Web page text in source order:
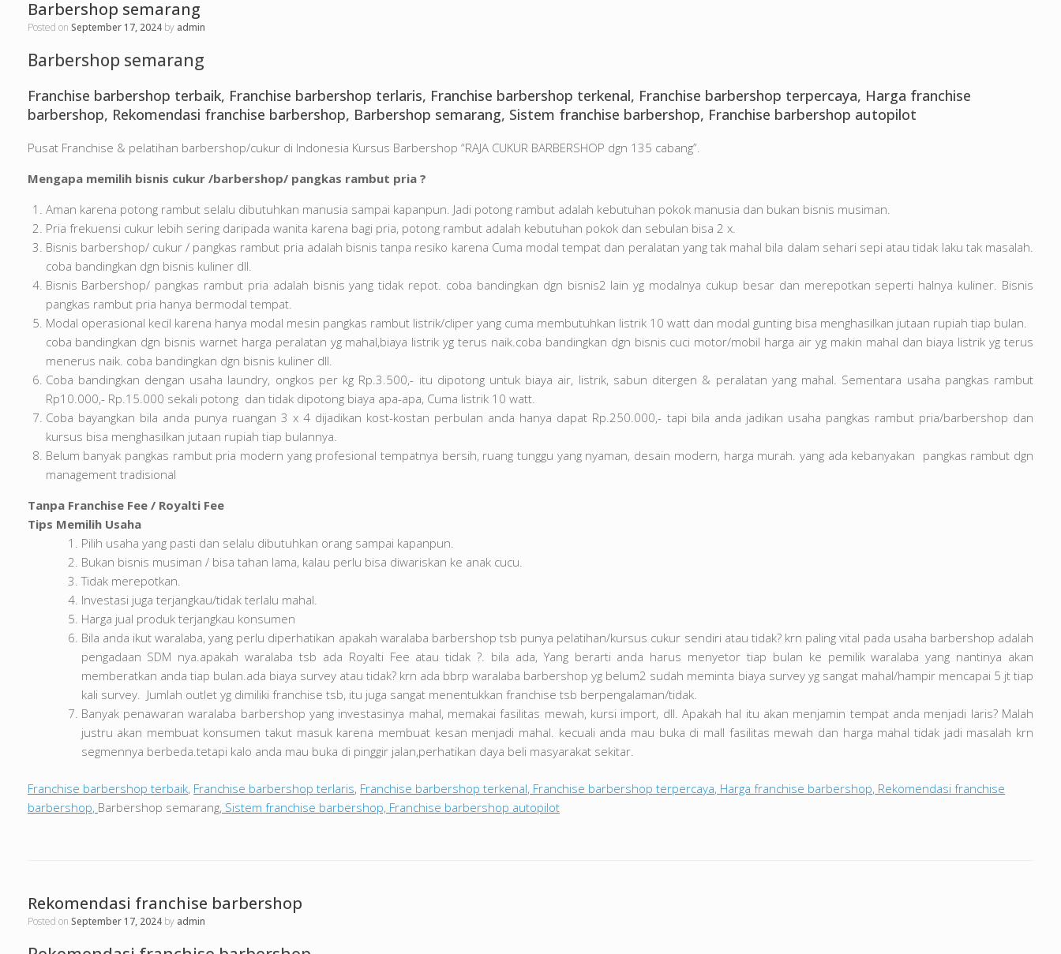
Barbershop semarang
Posted on September 17, 2024 by admin
Barbershop semarang
Franchise barbershop terbaik, Franchise barbershop terlaris, Franchise barbershop terkenal, Franchise barbershop terpercaya, Harga franchise
barbershop, Rekomendasi franchise barbershop, Barbershop semarang, Sistem franchise barbershop, Franchise barbershop autopilot
Pusat Franchise & pelatihan barbershop/cukur di Indonesia Kursus Barbershop “RAJA CUKUR BARBERSHOP dgn 135 cabang”.
Mengapa memilih bisnis cukur /barbershop/ pangkas rambut pria ?
Aman karena potong rambut selalu dibutuhkan manusia sampai kapanpun. Jadi potong rambut adalah kebutuhan pokok manusia dan bukan bisnis musiman.
Pria frekuensi cukur lebih sering daripada wanita karena bagi pria, potong rambut adalah kebutuhan pokok dan sebulan bisa 2 x.
Bisnis barbershop/ cukur / pangkas rambut pria adalah bisnis tanpa resiko karena Cuma modal tempat dan peralatan yang tak mahal bila dalam sehari sepi atau tidak laku tak masalah.
coba bandingkan dgn bisnis kuliner dll.
Bisnis Barbershop/ pangkas rambut pria adalah bisnis yang tidak repot. coba bandingkan dgn bisnis2 lain yg modalnya cukup besar dan merepotkan seperti halnya kuliner. Bisnis
pangkas rambut pria hanya bermodal tempat.
Modal operasional kecil karena hanya modal mesin pangkas rambut listrik/cliper yang cuma membutuhkan listrik 10 watt dan modal gunting bisa menghasilkan jutaan rupiah tiap bulan.
coba bandingkan dgn bisnis warnet harga peralatan yg mahal,biaya listrik yg terus naik.coba bandingkan dgn bisnis cuci motor/mobil harga air yg makin mahal dan biaya listrik yg terus
menerus naik. coba bandingkan dgn bisnis kuliner dll.
Coba bandingkan dengan usaha laundry, ongkos per kg Rp.3.500,- itu dipotong untuk biaya air, listrik, sabun ditergen & peralatan yang mahal. Sementara usaha pangkas rambut
Rp10.000,- Rp.15.000 sekali potong dan tidak dipotong biaya apa-apa, Cuma listrik 10 watt.
Coba bayangkan bila anda punya ruangan 3 x 4 dijadikan kost-kostan perbulan anda hanya dapat Rp.250.000,- tapi bila anda jadikan usaha pangkas rambut pria/barbershop dan
kursus bisa menghasilkan jutaan rupiah tiap bulannya.
Belum banyak pangkas rambut pria modern yang profesional tempatnya bersih, ruang tunggu yang nyaman, desain modern, harga murah. yang ada kebanyakan pangkas rambut dgn
management tradisional
Tanpa Franchise Fee / Royalti Fee
Tips Memilih Usaha
Pilih usaha yang pasti dan selalu dibutuhkan orang sampai kapanpun.
Bukan bisnis musiman / bisa tahan lama, kalau perlu bisa diwariskan ke anak cucu.
Tidak merepotkan.
Investasi juga terjangkau/tidak terlalu mahal.
Harga jual produk terjangkau konsumen
Bila anda ikut waralaba, yang perlu diperhatikan apakah waralaba barbershop tsb punya pelatihan/kursus cukur sendiri atau tidak? krn paling vital pada usaha barbershop adalah
pengadaan SDM nya.apakah waralaba tsb ada Royalti Fee atau tidak ?. bila ada, Yang berarti anda harus menyetor tiap bulan ke pemilik waralaba yang nantinya akan
memberatkan anda tiap bulan.ada biaya survey atau tidak? krn ada bbrp waralaba barbershop yg belum2 sudah meminta biaya survey yg sangat mahal/hampir mencapai 5 jt tiap
kali survey. Jumlah outlet yg dimiliki franchise tsb, itu juga sangat menentukkan franchise tsb berpengalaman/tidak.
Banyak penawaran waralaba barbershop yang investasinya mahal, memakai fasilitas mewah, kursi import, dll. Apakah hal itu akan menjamin tempat anda menjadi laris? Malah
justru akan membuat konsumen takut masuk karena membuat kesan menjadi mahal. kecuali anda mau buka di mall fasilitas mewah dan harga mahal tidak jadi masalah krn
segmennya berbeda.tetapi kalo anda mau buka di pinggir jalan,perhatikan daya beli masyarakat sekitar.
Franchise barbershop terbaik, Franchise barbershop terlaris, Franchise barbershop terkenal, Franchise barbershop terpercaya, Harga franchise barbershop, Rekomendasi franchise
barbershop, Barbershop semarang, Sistem franchise barbershop, Franchise barbershop autopilot
Rekomendasi franchise barbershop
Posted on September 17, 2024 by admin